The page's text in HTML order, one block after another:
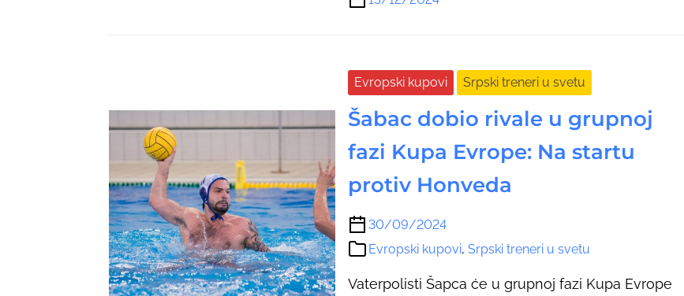
Evropski kupovi Srpski treneri u svetu
Šabac dobio rivale u grupnoj
fazi Kupa Evrope: Na startu
protiv Honveda
30/09/2024
Evropski kupovi,Srpski treneri u svetu
Vaterpolisti Šapca će u grupnoj fazi Kupa Evrope